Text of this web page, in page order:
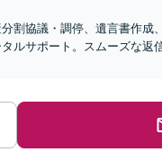
割協議・調停、遺言書作
ルサポート。スムーズな